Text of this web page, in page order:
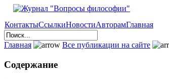
КонтактыСсылкиНовостиАвторамГлавная
Главная Все публикации на сайте
Содержание